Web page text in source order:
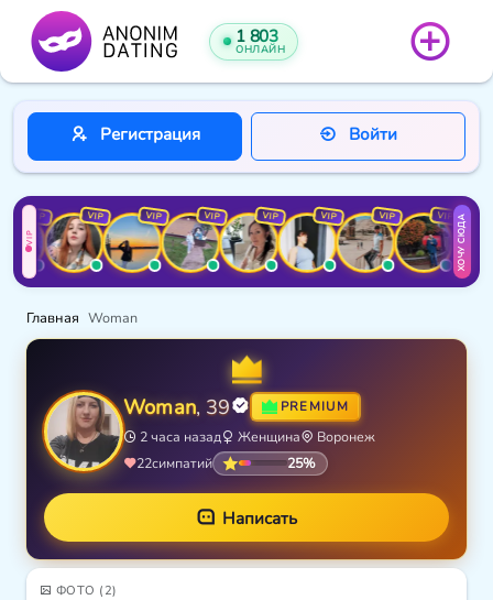
1 803
ОНЛАЙН
Регистрация Войти
VIP
VIP VIP VIP VIP VIP VIP VIP VIP ХОЧУ СЮДА
Главная Woman
Woman, 39 PREMIUM
2 часа назад Женщина
Воронеж
22симпатий 25%
Написать
ФОТО (2)